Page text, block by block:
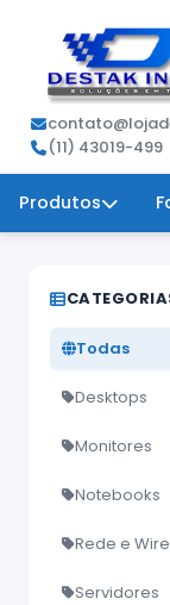
(11) 43019-499
Produtos
Todas
Desktops
Monitores
Notebooks
Rede e
Servidores